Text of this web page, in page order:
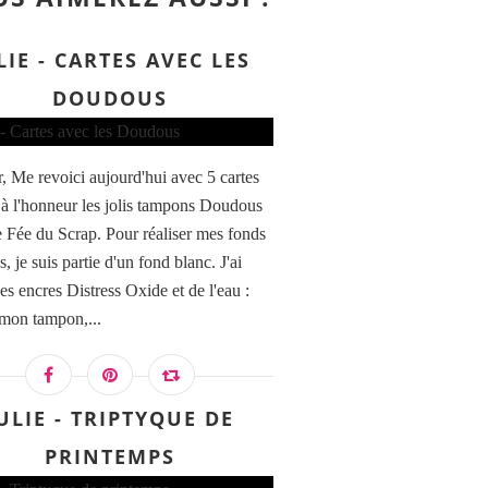
- CARTES AVEC LES
DOUDOUS
Me revoici aujourd'hui avec 5 cartes
l'honneur les jolis tampons Doudous
Fée du Scrap. Pour réaliser mes fonds
je suis partie d'un fond blanc. J'ai
encres Distress Oxide et de l'eau :
tampon,...
- TRIPTYQUE DE
PRINTEMPS